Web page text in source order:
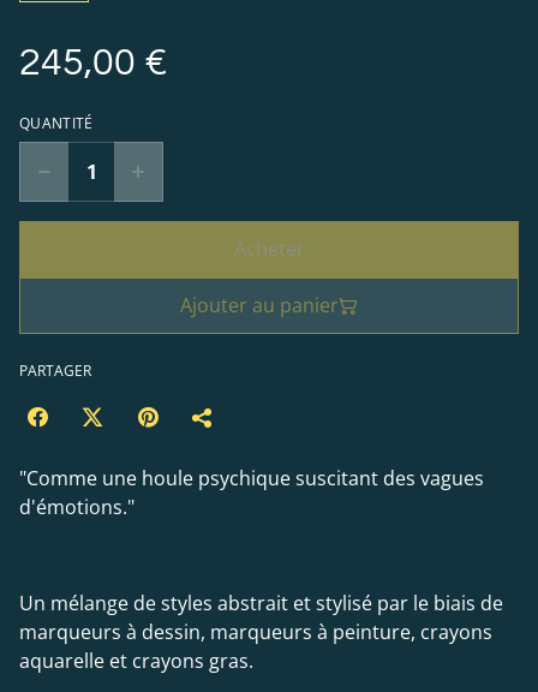
245,00 €
QUANTITÉ
Acheter
Ajouter au panier
PARTAGER
"Comme une houle psychique suscitant des vagues
d'émotions."
Un mélange de styles abstrait et stylisé par le biais de
marqueurs à dessin, marqueurs à peinture, crayons
aquarelle et crayons gras.